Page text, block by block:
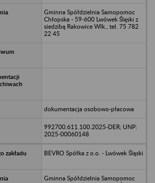
Gminna Spółdzielnia Samopomoc
Chłopska - 59-600 Lwówek Śląski z
siedzibą Rakowice Wlk., tel. 75 782
22 45
dokumentacja osobowo-płacowa
992700.611.100.2025-DER; UNP:
2025-00060148
BEVRO Spółka z o.o. - Lwówek Śląski
Gminna Spółdzielnia Samopomoc